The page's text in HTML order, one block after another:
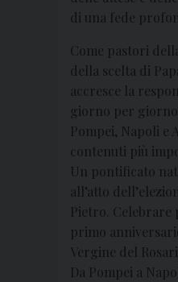
di una fede
Come pastori
della scelta di
accresce la
giorno per
Pompei, Napoli e
contenuti più
Un pontificato
all’atto
Pietro. Celebrare
primo
Vergine del
Da Pompei a